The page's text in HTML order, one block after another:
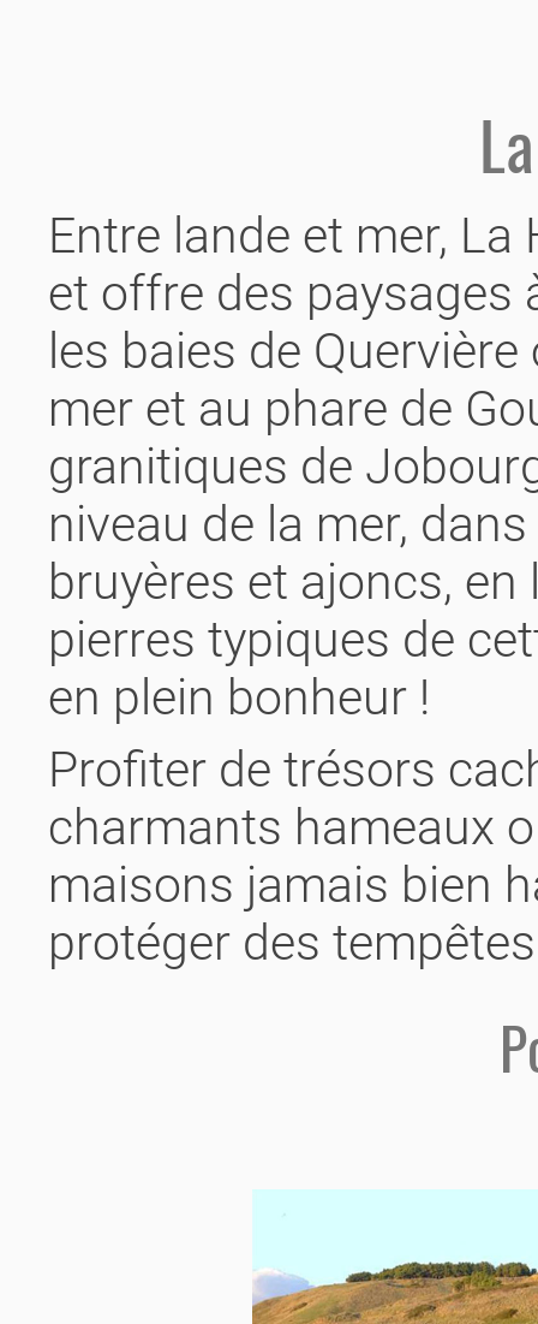
Entre lande et mer,
et offre des paysages
les baies de
mer et au phare de
granitiques de
niveau de la mer,
bruyères et ajoncs,
pierres typiques de
en plein bonheur !
Profiter de trésors
charmants hameaux
maisons jamais bien
protéger des